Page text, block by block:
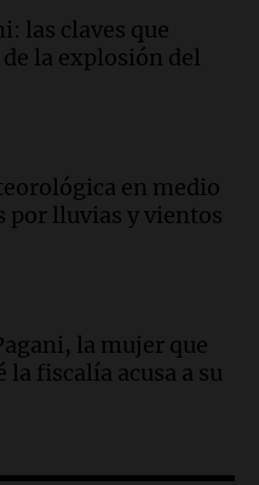
por simular robo
Luis
de fertilidad y la
clave sobre el
las claves que
la explosión del
en medio
por lluvias y vientos
la mujer que
fiscalía acusa a su